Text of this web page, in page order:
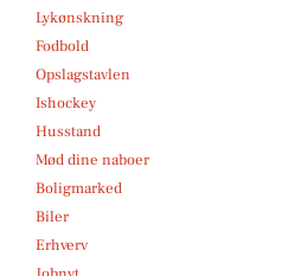
Lykønskning
Fodbold
Opslagstavlen
Ishockey
Husstand
Mød dine naboer
Boligmarked
Biler
Erhverv